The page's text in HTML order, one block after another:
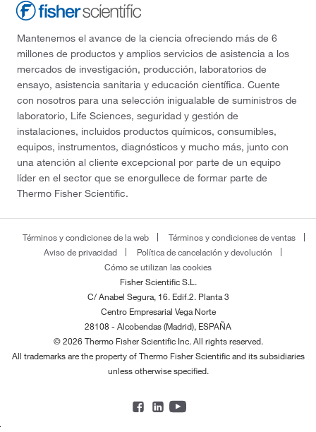
Mantenemos el avance de la ciencia ofreciendo más de 6
millones de productos y amplios servicios de asistencia a los
mercados de investigación, producción, laboratorios de
ensayo, asistencia sanitaria y educación científica. Cuente
con nosotros para una selección inigualable de suministros de
laboratorio, Life Sciences, seguridad y gestión de
instalaciones, incluidos productos químicos, consumibles,
equipos, instrumentos, diagnósticos y mucho más, junto con
una atención al cliente excepcional por parte de un equipo
líder en el sector que se enorgullece de formar parte de
Thermo Fisher Scientific.
Términos y condiciones de la web
Términos y condiciones de ventas
Aviso de privacidad
Política de cancelación y devolución
Cómo se utilizan las cookies
Fisher Scientific S.L.
C/ Anabel Segura, 16. Edif.2. Planta 3
Centro Empresarial Vega Norte
28108 - Alcobendas (Madrid), ESPAÑA
© 2026 Thermo Fisher Scientific Inc. All rights reserved.
All trademarks are the property of Thermo Fisher Scientific and its subsidiaries
unless otherwise specified.